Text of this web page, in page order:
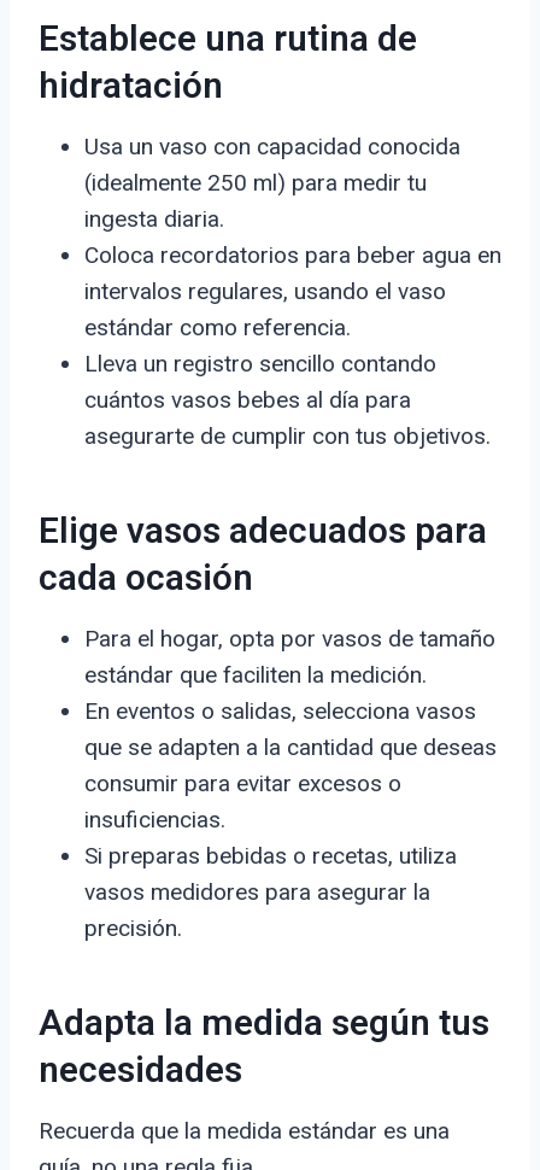
Establece una rutina de
hidratación
Usa un vaso con capacidad conocida
(idealmente 250 ml) para medir tu
ingesta diaria.
Coloca recordatorios para beber agua en
intervalos regulares, usando el vaso
estándar como referencia.
Lleva un registro sencillo contando
cuántos vasos bebes al día para
asegurarte de cumplir con tus objetivos.
Elige vasos adecuados para
cada ocasión
Para el hogar, opta por vasos de tamaño
estándar que faciliten la medición.
En eventos o salidas, selecciona vasos
que se adapten a la cantidad que deseas
consumir para evitar excesos o
insuficiencias.
Si preparas bebidas o recetas, utiliza
vasos medidores para asegurar la
precisión.
Adapta la medida según tus
necesidades
Recuerda que la medida estándar es una